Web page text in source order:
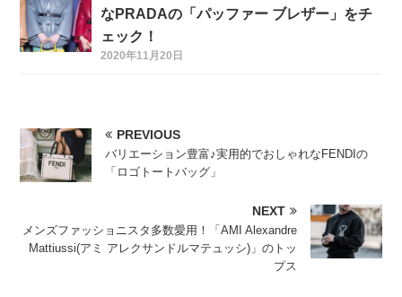
なPRADAの「パッファー ブレザー」をチ
ェック！
2020年11月20日
PREVIOUS
バリエーション豊富♪実用的でおしゃれなFENDIの
「ロゴトートバッグ」
NEXT
メンズファッショニスタ多数愛用！「AMI Alexandre
Mattiussi(アミ アレクサンドルマテュッシ)」のトッ
プス